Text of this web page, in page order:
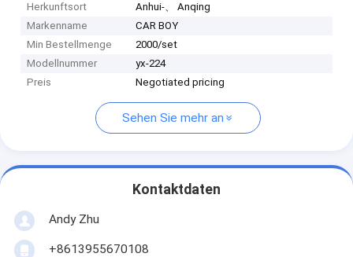
Herkunftsort
Anhui-、 Anqing
Markenname
CAR BOY
Min Bestellmenge
2000/set
Modellnummer
yx-224
Preis
Negotiated pricing
Sehen Sie mehr an
Kontaktdaten
Andy Zhu
+8613955670108